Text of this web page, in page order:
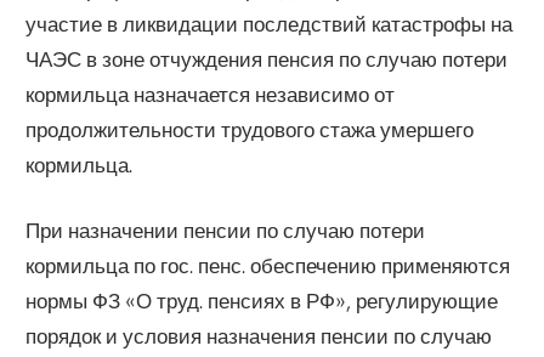
участие в ликвидации последствий катастрофы на
ЧАЭС в зоне отчуждения пенсия по случаю потери
кормильца назначается независимо от
продолжительности трудового стажа умершего
кормильца.
При назначении пенсии по случаю потери
кормильца по гос. пенс. обеспечению применяются
нормы ФЗ «О труд. пенсиях в РФ», регулирующие
порядок и условия назначения пенсии по случаю